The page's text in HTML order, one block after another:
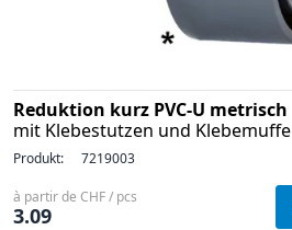
Reduktion kurz PVC-U metrisch
mit Klebestutzen und Klebemuffe
Produkt: 7219003
à partir de CHF / pcs
3.09